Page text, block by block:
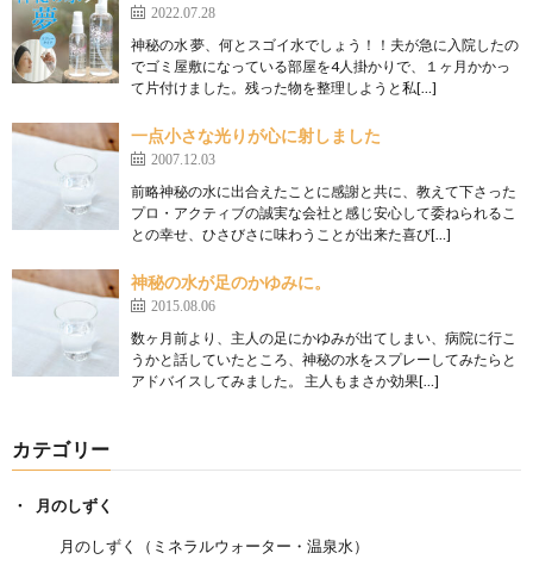
2022.07.28
神秘の水 夢、何とスゴイ水でしょう！！夫が急に入院したの
でゴミ屋敷になっている部屋を4人掛かりで、１ヶ月かかっ
て片付けました。残った物を整理しようと私[…]
一点小さな光りが心に射しました
2007.12.03
前略神秘の水に出合えたことに感謝と共に、教えて下さった
プロ・アクティブの誠実な会社と感じ安心して委ねられるこ
との幸せ、ひさびさに味わうことが出来た喜び[…]
神秘の水が足のかゆみに。
2015.08.06
数ヶ月前より、主人の足にかゆみが出てしまい、病院に行こ
うかと話していたところ、神秘の水をスプレーしてみたらと
アドバイスしてみました。 主人もまさか効果[…]
カテゴリー
月のしずく
月のしずく（ミネラルウォーター・温泉水）